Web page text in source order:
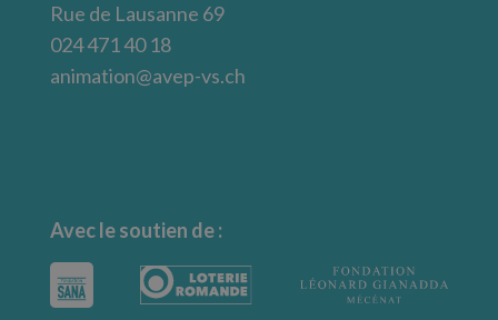
Rue de Lausanne 69
024 471 40 18
animation@avep-vs.ch
Avec le soutien de :